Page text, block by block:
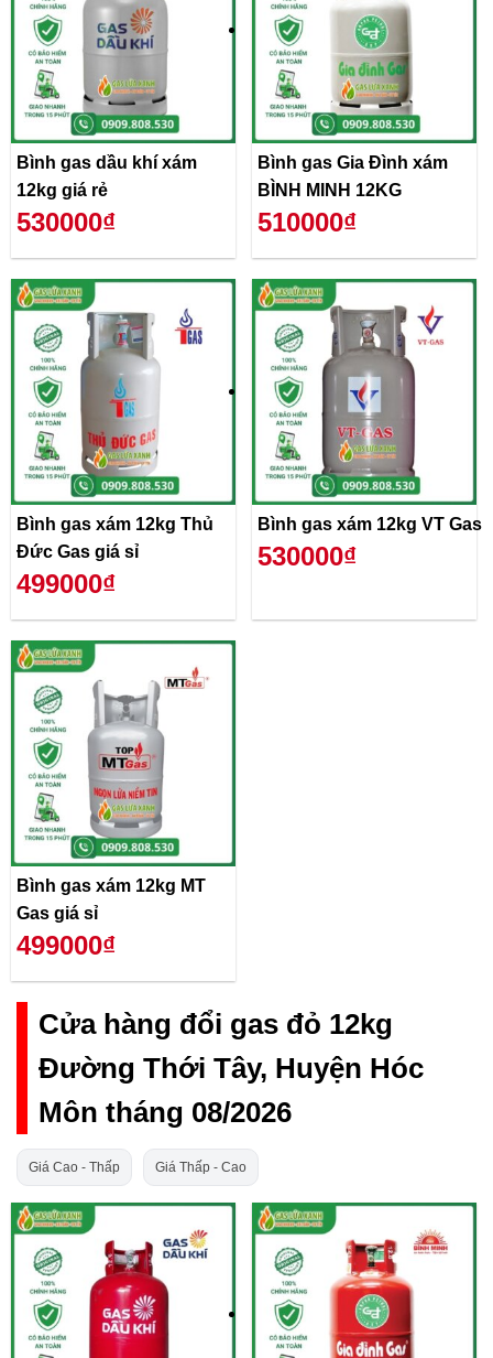
Bình gas dầu khí xám
12kg giá rẻ
530000₫
Bình gas Gia Đình xám
BÌNH MINH 12KG
510000₫
Bình gas xám 12kg Thủ
Đức Gas giá sỉ
499000₫
Bình gas xám 12kg VT Gas
530000₫
Bình gas xám 12kg MT
Gas giá sỉ
499000₫
Cửa hàng đổi gas đỏ 12kg
Đường Thới Tây, Huyện Hóc
Môn tháng 08/2026
Giá Cao - Thấp Giá Thấp - Cao